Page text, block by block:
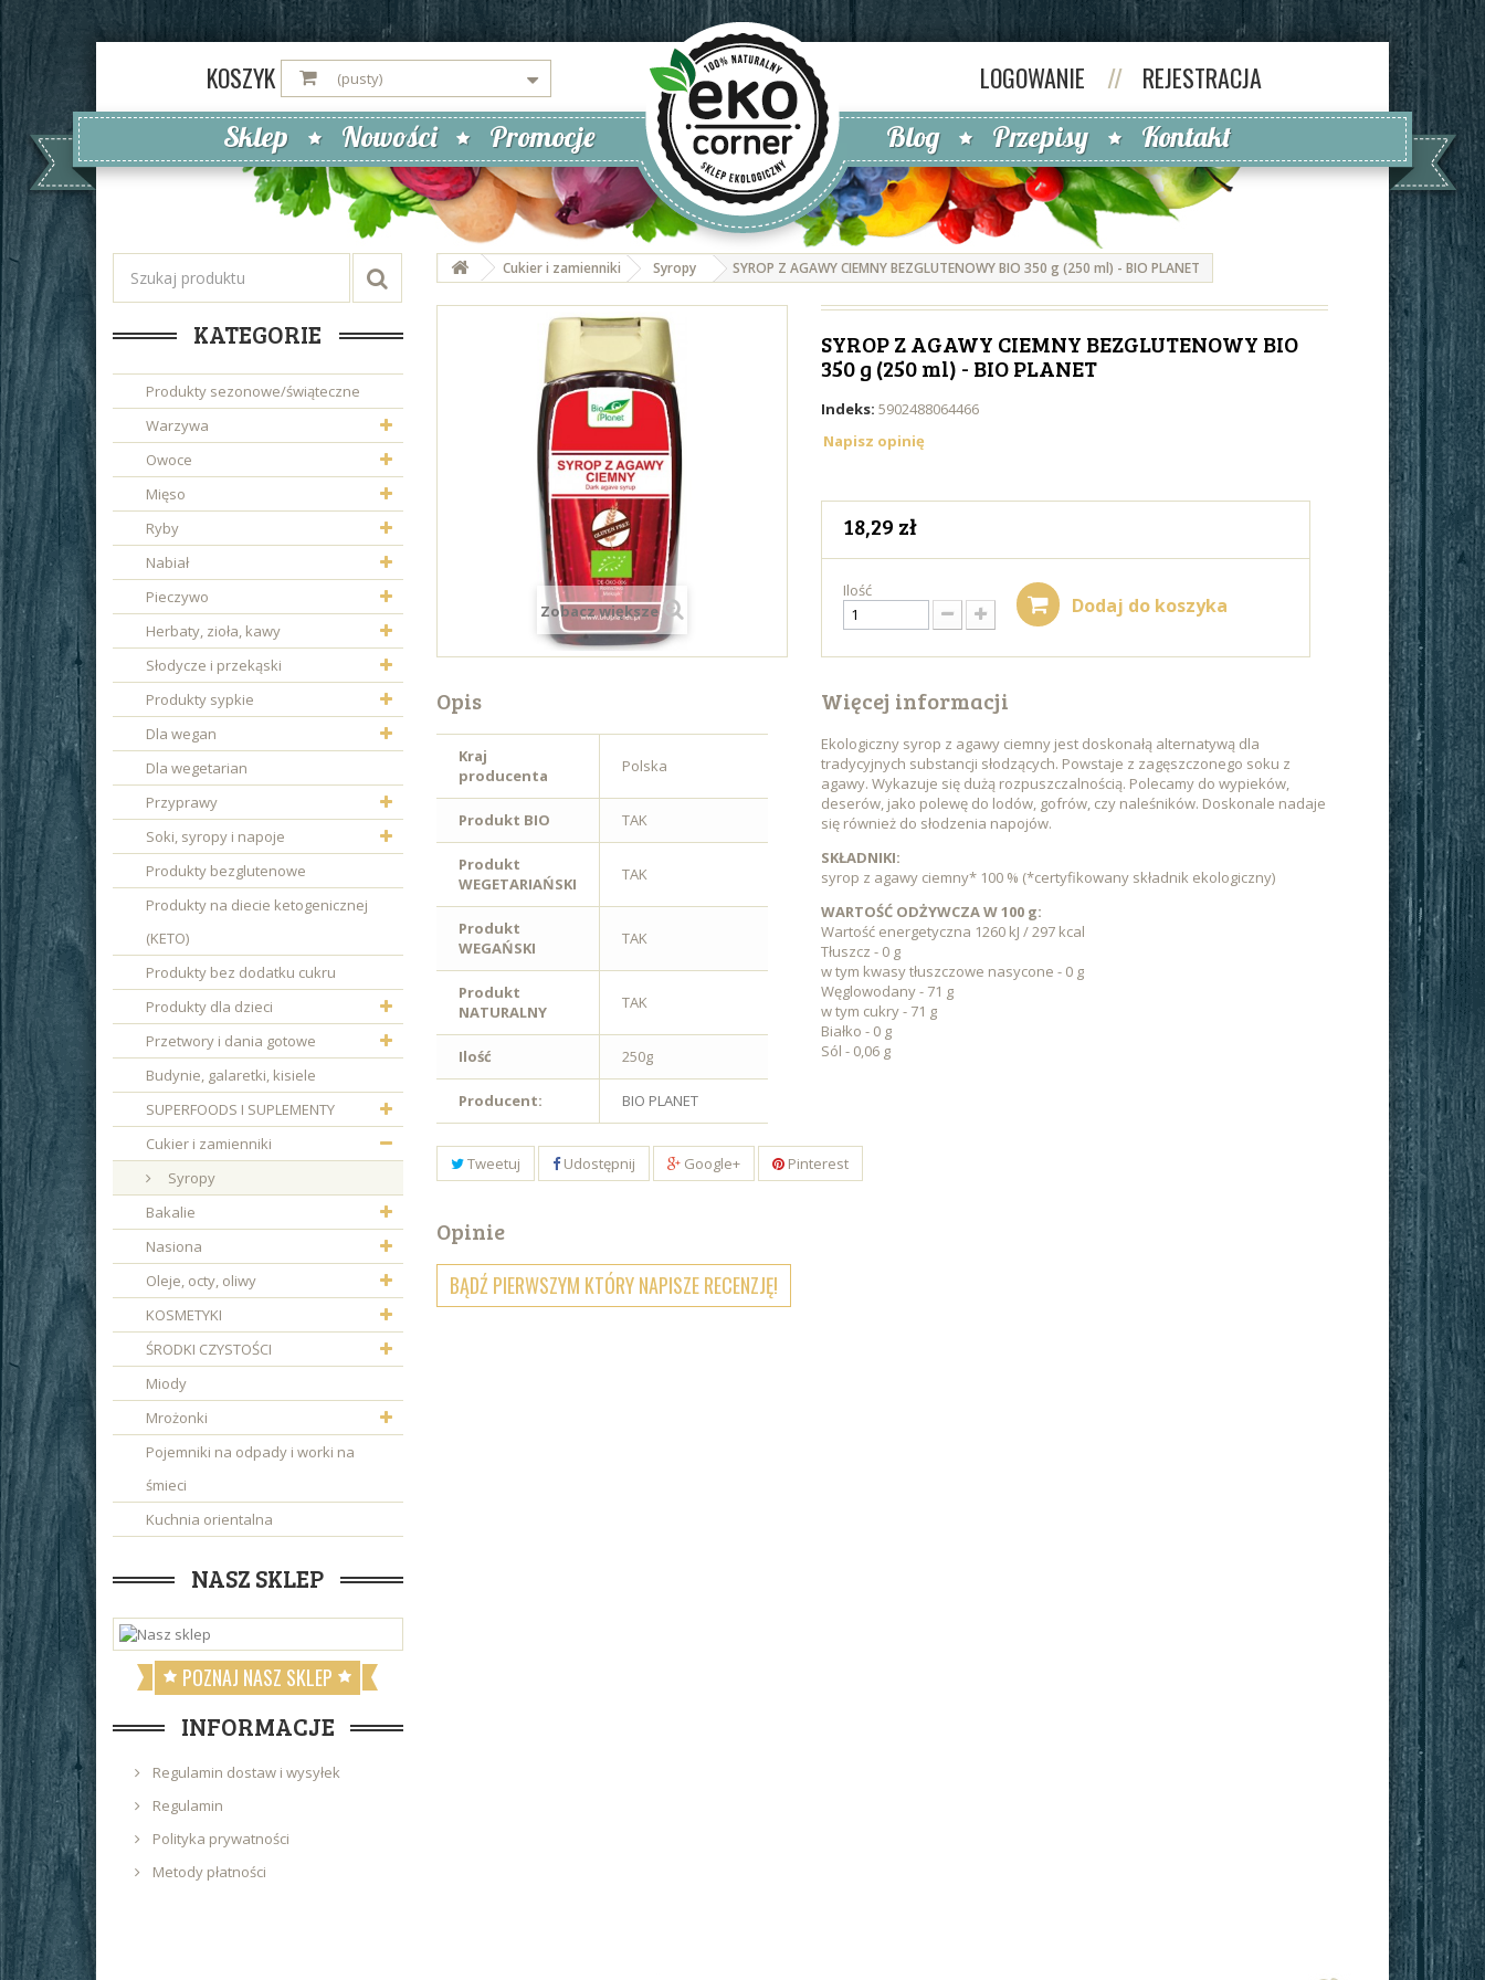
KOSZYK (pusty) LOGOWANIE // REJESTRACJA
Sklep Nowości Promocje Blog Przepisy Kontakt
KATEGORIE
Produkty sezonowe/świąteczne
Warzywa
Owoce
Mięso
Ryby
Nabiał
Pieczywo
Herbaty, zioła, kawy
Słodycze i przekąski
Produkty sypkie
Dla wegan
Dla wegetarian
Przyprawy
Soki, syropy i napoje
Produkty bezglutenowe
Produkty na diecie ketogenicznej
(KETO)
Produkty bez dodatku cukru
Produkty dla dzieci
Przetwory i dania gotowe
Budynie, galaretki, kisiele
SUPERFOODS I SUPLEMENTY
Cukier i zamienniki
Syropy
Bakalie
Nasiona
Oleje, octy, oliwy
KOSMETYKI
ŚRODKI CZYSTOŚCI
Miody
Mrożonki
Pojemniki na odpady i worki na
śmieci
Kuchnia orientalna
NASZ SKLEP
POZNAJ NASZ SKLEP
INFORMACJE
Regulamin dostaw i wysyłek
Regulamin
Polityka prywatności
Metody płatności
Cukier i zamienniki Syropy SYROP Z AGAWY CIEMNY BEZGLUTENOWY BIO 350 g (250 ml) - BIO PLANET
Zobacz większe
SYROP Z AGAWY CIEMNY BEZGLUTENOWY BIO
350 g (250 ml) - BIO PLANET
Indeks: 5902488064466
Napisz opinię
18,29 zł
Ilość
Dodaj do koszyka
Opis
Kraj
producenta
Polska
Produkt BIO TAK
Produkt
WEGETARIAŃSKI
TAK
Produkt
WEGAŃSKI
TAK
Produkt
NATURALNY
TAK
Ilość 250g
Producent: BIO PLANET
Więcej informacji
Ekologiczny syrop z agawy ciemny jest doskonałą alternatywą dla
tradycyjnych substancji słodzących. Powstaje z zagęszczonego soku z
agawy. Wykazuje się dużą rozpuszczalnością. Polecamy do wypieków,
deserów, jako polewę do lodów, gofrów, czy naleśników. Doskonale nadaje
się również do słodzenia napojów.
SKŁADNIKI:
syrop z agawy ciemny* 100 % (*certyfikowany składnik ekologiczny)
WARTOŚĆ ODŻYWCZA W 100 g:
Wartość energetyczna 1260 kJ / 297 kcal
Tłuszcz - 0 g
w tym kwasy tłuszczowe nasycone - 0 g
Węglowodany - 71 g
w tym cukry - 71 g
Białko - 0 g
Sól - 0,06 g
Tweetuj Udostępnij Google+ Pinterest
Opinie
BĄDŹ PIERWSZYM KTÓRY NAPISZE RECENZJĘ!